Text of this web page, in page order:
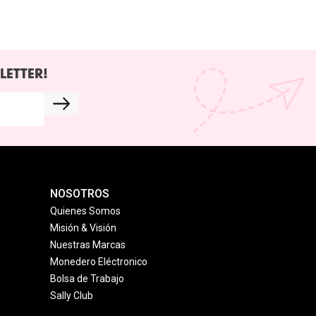
NOSOTROS
Quienes Somos
Misión & Visión
Nuestras Marcas
Monedero Eléctronico
Bolsa de Trabajo
Sally Club